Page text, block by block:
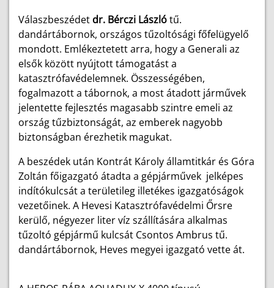
Válaszbeszédet dr. Bérczi Lászlótű.
dandártábornok, országos tűzoltósági főfelügyelő
mondott. Emlékeztetett arra, hogy a Generali az
elsők között nyújtott támogatást a
katasztrófavédelemnek. Összességében,
fogalmazott a tábornok, a most átadott járművek
jelentette fejlesztés magasabb szintre emeli az
ország tűzbiztonságát, az emberek nagyobb
biztonságban érezhetik magukat.
A beszédek után Kontrát Károly államtitkár és Góra
Zoltán főigazgató átadta a gépjárművek jelképes
indítókulcsát a területileg illetékes igazgatóságok
vezetőinek. A Hevesi Katasztrófavédelmi Őrsre
kerülő, négyezer liter víz szállítására alkalmas
tűzoltó gépjármű kulcsát Csontos Ambrus tű.
dandártábornok, Heves megyei igazgató vette át.